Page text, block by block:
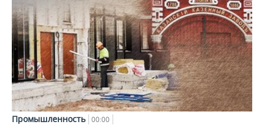
Промышленность 00:00